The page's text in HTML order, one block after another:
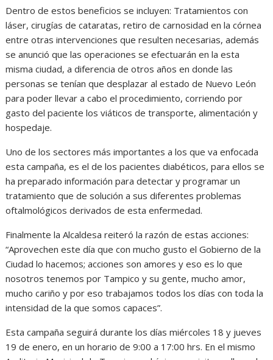
Dentro de estos beneficios se incluyen: Tratamientos con
láser, cirugías de cataratas, retiro de carnosidad en la córnea
entre otras intervenciones que resulten necesarias, además
se anunció que las operaciones se efectuarán en la esta
misma ciudad, a diferencia de otros años en donde las
personas se tenían que desplazar al estado de Nuevo León
para poder llevar a cabo el procedimiento, corriendo por
gasto del paciente los viáticos de transporte, alimentación y
hospedaje.
Uno de los sectores más importantes a los que va enfocada
esta campaña, es el de los pacientes diabéticos, para ellos se
ha preparado información para detectar y programar un
tratamiento que de solución a sus diferentes problemas
oftalmológicos derivados de esta enfermedad.
Finalmente la Alcaldesa reiteró la razón de estas acciones:
“Aprovechen este día que con mucho gusto el Gobierno de la
Ciudad lo hacemos; acciones son amores y eso es lo que
nosotros tenemos por Tampico y su gente, mucho amor,
mucho cariño y por eso trabajamos todos los días con toda la
intensidad de la que somos capaces”.
Esta campaña seguirá durante los días miércoles 18 y jueves
19 de enero, en un horario de 9:00 a 17:00 hrs. En el mismo